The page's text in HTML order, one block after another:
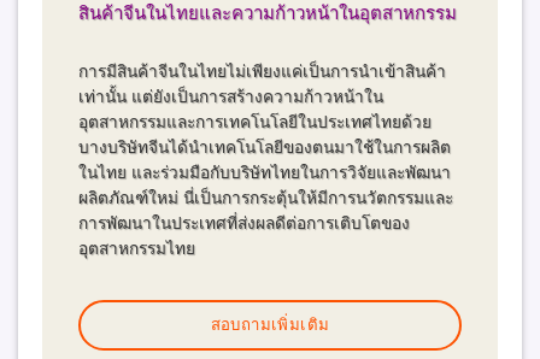
สินค้าจีนในไทยและความก้าวหน้าในอุตสาหกรรม
การมีสินค้าจีนในไทยไม่เพียงแค่เป็นการนำเข้าสินค้า
เท่านั้น แต่ยังเป็นการสร้างความก้าวหน้าใน
อุตสาหกรรมและการเทคโนโลยีในประเทศไทยด้วย
บางบริษัทจีนได้นำเทคโนโลยีของตนมาใช้ในการผลิต
ในไทย และร่วมมือกับบริษัทไทยในการวิจัยและพัฒนา
ผลิตภัณฑ์ใหม่ นี่เป็นการกระตุ้นให้มีการนวัตกรรมและ
การพัฒนาในประเทศที่ส่งผลดีต่อการเติบโตของ
อุตสาหกรรมไทย
สอบถามเพิ่มเติม